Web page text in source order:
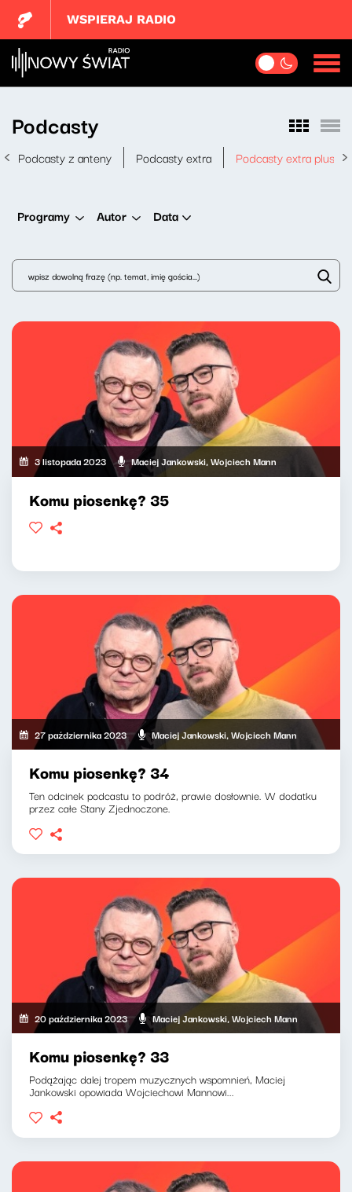
WSPIERAJ RADIO
Podcasty
Podcasty z anteny Podcasty extra Podcasty extra plus
Programy Autor Data
3 listopada 2023 Maciej Jankowski, Wojciech Mann
Komu piosenkę? 35
27 października 2023 Maciej Jankowski, Wojciech Mann
Komu piosenkę? 34
Ten odcinek podcastu to podróż, prawie dosłownie. W dodatku
przez całe Stany Zjednoczone.
20 października 2023 Maciej Jankowski, Wojciech Mann
Komu piosenkę? 33
Podążając dalej tropem muzycznych wspomnień, Maciej
Jankowski opowiada Wojciechowi Mannowi...